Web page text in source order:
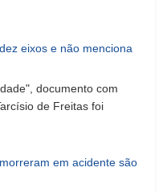
eixos e não menciona
documento com
de Freitas foi
em acidente são